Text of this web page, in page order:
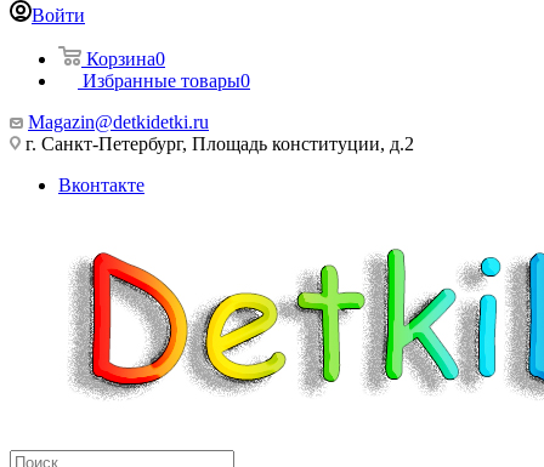
Войти
Корзина0
Избранные товары0
Magazin@detkidetki.ru
г. Санкт-Петербург, Площадь конституции, д.2
Вконтакте